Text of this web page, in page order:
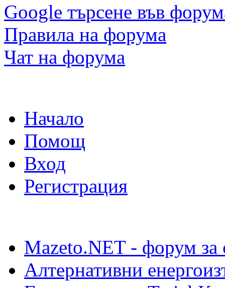
Google търсене във
Правила на форума
Чат на форума
Начало
Помощ
Вход
Регистрация
Mazeto.NET - форум за
Алтернативни